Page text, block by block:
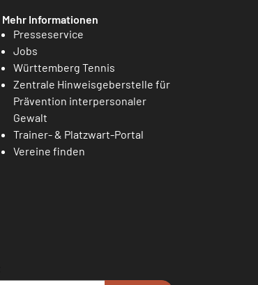
Mehr Informationen
Presseservice
Jobs
Württemberg Tennis
Zentrale Hinweisgeberstelle für
Prävention interpersonaler
Gewalt
Trainer- & Platzwart-Portal
Vereine finden